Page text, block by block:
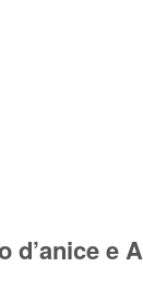
d’anice e